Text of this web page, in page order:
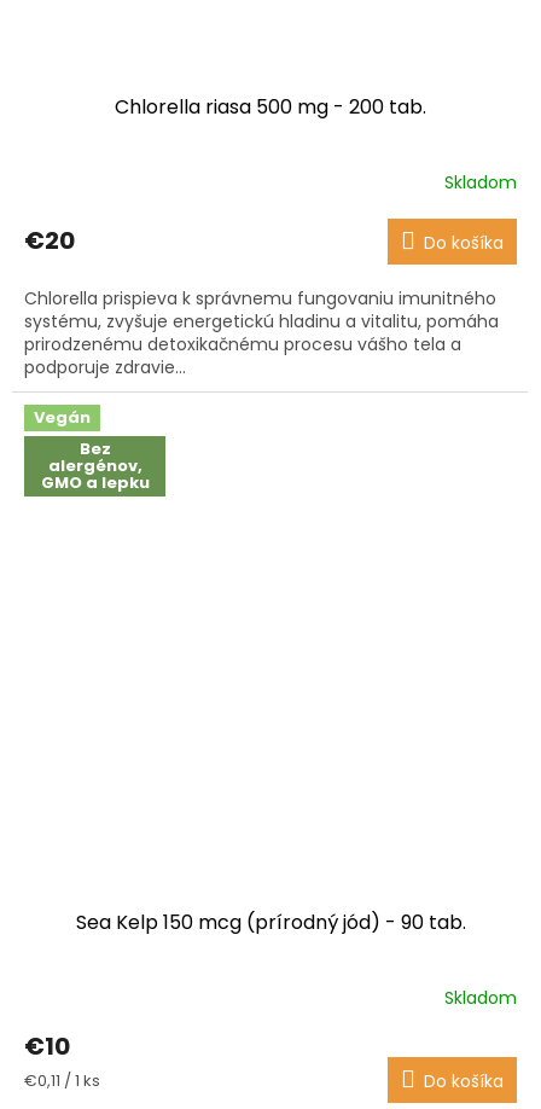
Chlorella riasa 500 mg - 200 tab.
produktu
je
z
5
hviezdičiek.
Skladom
€20 Do košíka
Chlorella prispieva k správnemu fungovaniu imunitného
systému, zvyšuje energetickú hladinu a vitalitu, pomáha
prirodzenému detoxikačnému procesu vášho tela a
podporuje zdravie...
Vegán
Bez
alergénov,
GMO a lepku
Sea Kelp 150 mcg (prírodný jód) - 90 tab.
produktu
je
3,9
Skladom
€10
Jednotková
€0,11 / 1 ks Do košíka